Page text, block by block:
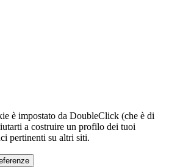
è impostato da DoubleClick (che è di
a costruire un profilo dei tuoi
pertinenti su altri siti.